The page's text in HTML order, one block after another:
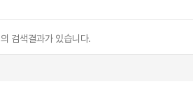
의 검색결과가 있습니다.